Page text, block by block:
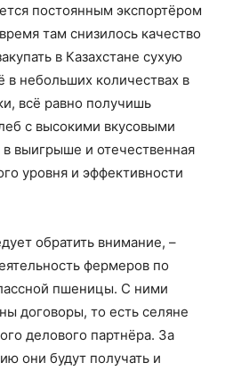
постоянным экспортёром
там снизилось качество
в Казахстане сухую
в небольших количествах в
всё равно получишь
с высокими вкусовыми
выигрыше и отечественная
уровня и эффективности
обратить внимание, –
фермеров по
пшеницы. С ними
договоры, то есть селяне
делового партнёра. За
они будут получать и